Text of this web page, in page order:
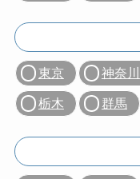
東京 神奈川
栃木 群馬